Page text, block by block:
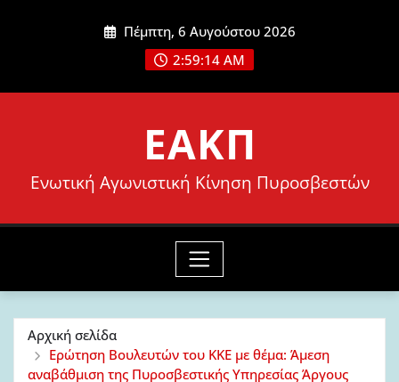
Πέμπτη, 6 Αυγούστου 2026
2:59:16 AM
ΕΑΚΠ
Ενωτική Αγωνιστική Κίνηση Πυροσβεστών
Αρχική σελίδα
Ερώτηση Βουλευτών του ΚΚΕ με θέμα: Άμεση
αναβάθμιση της Πυροσβεστικής Υπηρεσίας Άργους